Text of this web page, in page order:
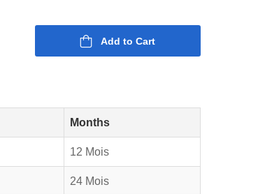
Add to Cart
Months
12 Mois
24 Mois